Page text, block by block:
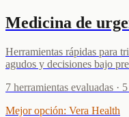
Medicina de
Herramientas rápidas para
agudos y decisiones bajo
7 herramientas evaluadas · 5
Mejor opción: Vera Health